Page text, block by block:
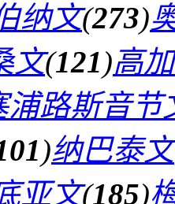
纳文(273)
文(121)高
浦路斯音节
)纳巴泰文
亚文(185)